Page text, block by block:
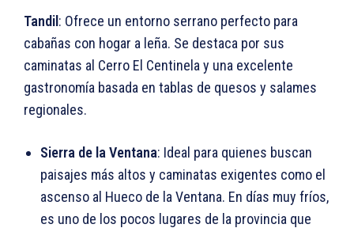
Tandil: Ofrece un entorno serrano perfecto para
cabañas con hogar a leña. Se destaca por sus
caminatas al Cerro El Centinela y una excelente
gastronomía basada en tablas de quesos y salames
regionales.
Sierra de la Ventana: Ideal para quienes buscan
paisajes más altos y caminatas exigentes como el
ascenso al Hueco de la Ventana. En días muy fríos,
es uno de los pocos lugares de la provincia que